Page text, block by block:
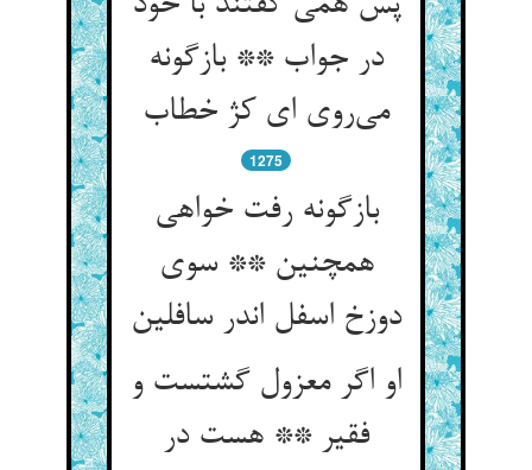
در جواب ** بازگونه
می‌روی ای کژ خطاب
1275
بازگونه رفت خواهی
همچنین ** سوی
دوزخ اسفل اندر سافلین
او اگر معزول گشتست و
فقیر ** هست در